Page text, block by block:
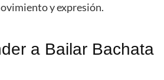
y expresión.
a Bailar Bachata